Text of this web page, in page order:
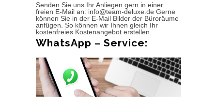
Senden Sie uns Ihr Anliegen gern in einer
freien E-Mail an: info@team-deluxe.de Gerne
können Sie in der E-Mail Bilder der Büroräume
anfügen. So können wir Ihnen gleich Ihr
kostenfreies Kostenangebot erstellen.
WhatsApp – Service: